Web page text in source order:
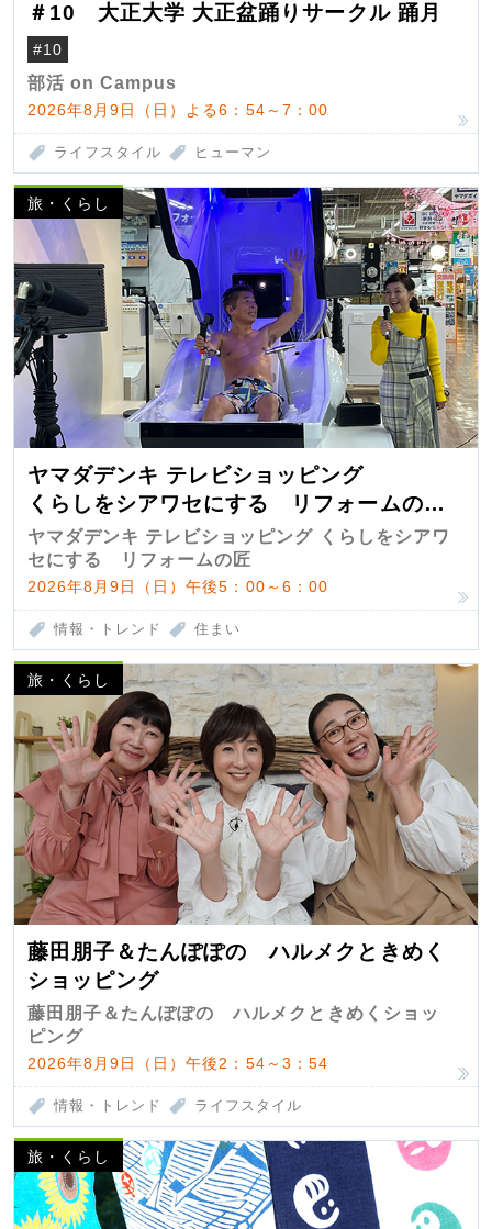
＃10 大正大学 大正盆踊りサークル 踊月
#10
部活 on Campus
2026年8月9日（日）よる6：54～7：00
ライフスタイル ヒューマン
旅・くらし
ヤマダデンキ テレビショッピング
くらしをシアワセにする リフォームの
匠 第7弾
ヤマダデンキ テレビショッピング くらしをシアワ
セにする リフォームの匠
2026年8月9日（日）午後5：00～6：00
情報・トレンド 住まい
旅・くらし
藤田朋子＆たんぽぽの ハルメクときめく
ショッピング
藤田朋子＆たんぽぽの ハルメクときめくショッ
ピング
2026年8月9日（日）午後2：54～3：54
情報・トレンド ライフスタイル
旅・くらし